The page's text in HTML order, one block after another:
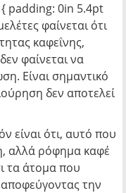
padding: 0in 5.4pt
φαίνεται ότι
καφεΐνης,
φαίνεται να
Είναι σημαντικό
δεν αποτελεί
είναι ότι, αυτό που
αλλά ρόφημα καφέ
τα άτομα που
την